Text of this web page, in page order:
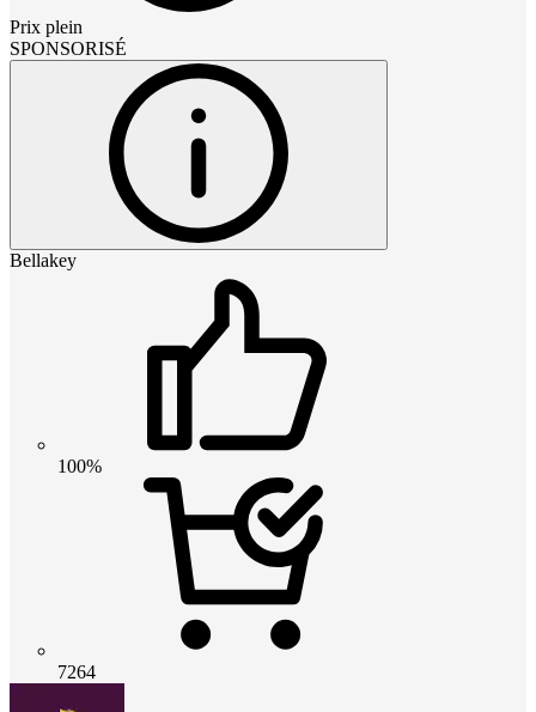
Prix plein
SPONSORISÉ
Bellakey
100%
7264